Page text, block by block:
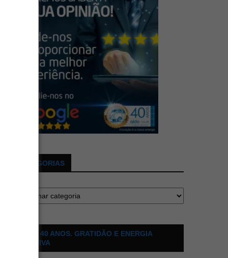
CATEGORIAS
ALDO 40 ANOS. GRATIDÃO E ENERGIA
POSITIVA